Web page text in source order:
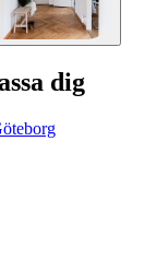
dig